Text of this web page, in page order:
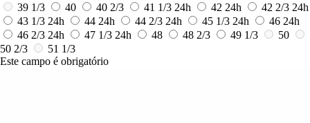
39 1/3
40 40 2/3 41 1/3 24h 42 24h 42 2/3 24h
43 1/3 24h 44 24h 44 2/3 24h 45 1/3 24h 46 24h
46 2/3 24h 47 1/3 24h 48 48 2/3 49 1/3
50
50 2/3
51 1/3
Este campo é obrigatório